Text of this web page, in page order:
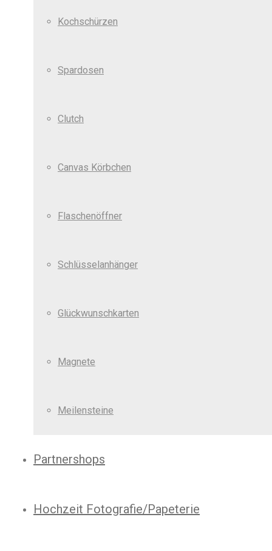
Kochschürzen
Spardosen
Clutch
Canvas Körbchen
Flaschenöffner
Schlüsselanhänger
Glückwunschkarten
Magnete
Meilensteine
Partnershops
Hochzeit Fotografie/Papeterie